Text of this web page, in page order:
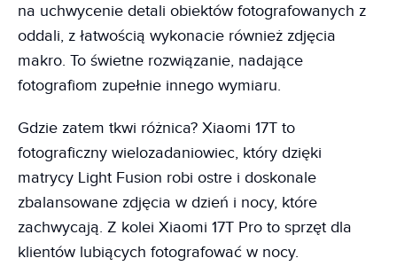
na uchwycenie detali obiektów fotografowanych z
oddali, z łatwością wykonacie również zdjęcia
makro. To świetne rozwiązanie, nadające
fotografiom zupełnie innego wymiaru.
Gdzie zatem tkwi różnica? Xiaomi 17T to
fotograficzny wielozadaniowiec, który dzięki
matrycy Light Fusion robi ostre i doskonale
zbalansowane zdjęcia w dzień i nocy, które
zachwycają. Z kolei Xiaomi 17T Pro to sprzęt dla
klientów lubiących fotografować w nocy.